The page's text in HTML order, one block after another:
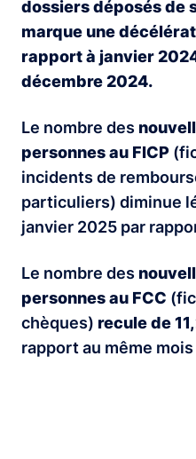
dossiers déposés de
marque une
rapport à janvier
décembre 2024.
Le nombre des
personnes au FICP
incidents de
particuliers) diminue
janvier 2025 par
Le nombre des
personnes au FCC
chèques) recule de
rapport au même